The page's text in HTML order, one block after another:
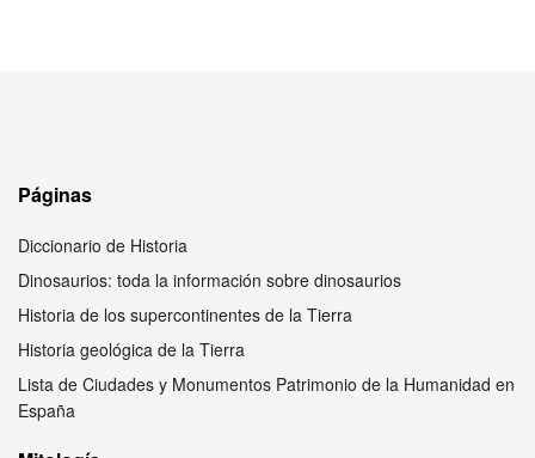
Páginas
Diccionario de Historia
Dinosaurios: toda la información sobre dinosaurios
Historia de los supercontinentes de la Tierra
Historia geológica de la Tierra
Lista de Ciudades y Monumentos Patrimonio de la Humanidad en
España